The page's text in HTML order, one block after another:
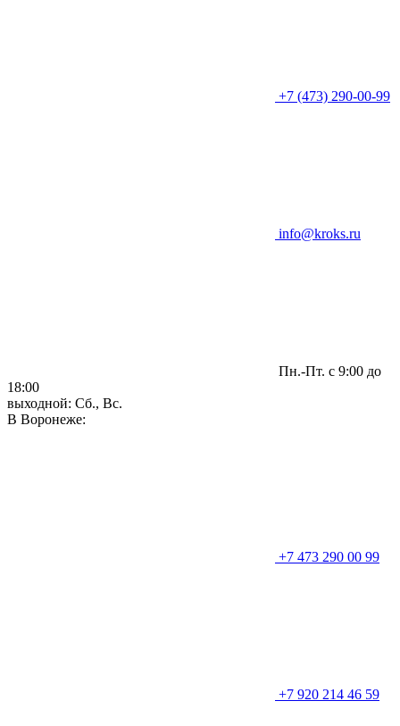
+7 (473) 290-00-99
info@kroks.ru
Пн.-Пт. с 9:00 до
18:00
выходной: Сб., Вс.
В Воронеже:
+7 473 290 00 99
+7 920 214 46 59